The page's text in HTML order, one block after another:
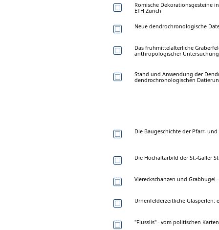
Romische Dekorationsgesteine
ETH Zurich
Neue dendrochronologische
Das fruhmittelalterliche
anthropologischer
Stand und Anwendung der
dendrochronologischen
Die Baugeschichte der Pfarr-
Die Hochaltarbild der St.-Galler
Viereckschanzen und
Urnenfelderzeitliche Glasperlen:
"Flusslis" - vom politischen